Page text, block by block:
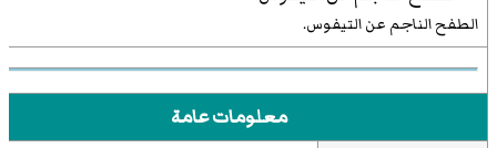
الطفح الناجم عن التيفوس.
معلومات عامة